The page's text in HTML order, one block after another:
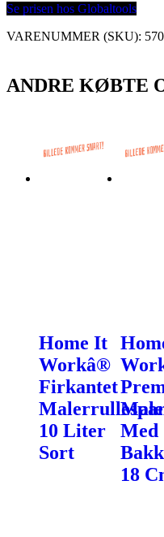
Se prisen hos Globaltools
VARENUMMER (SKU):
ANDRE KØBTE
Home It
Workâ®
Firkantet
10 Liter
Sort
Med
18